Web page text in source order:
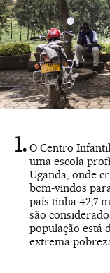
O Centro
uma escola
Uganda, onde
bem-vindos
país tinha 42,7
são
população está
extrema